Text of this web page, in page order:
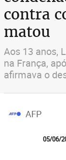
contra
matou
Aos 13 anos,
na França,
afirmava o
AFP
05/06/